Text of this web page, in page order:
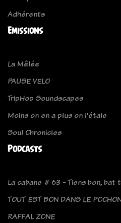
Adhérents
Emissions
La Mêlée
PAUSE VELO
TripHop Soundscapes
Moins on en a plus on l'étale
Soul Chronicles
Podcasts
La cabane # 63 - Tiens bon,
TOUT EST BON DANS LE
RAFFAL ZONE